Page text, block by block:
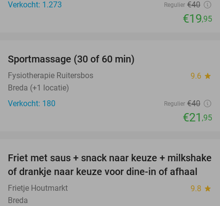
Verkocht: 1.273
Regulier €40
€19,95
Sportmassage (30 of 60 min)
Fysiotherapie Ruitersbos 9.6 star
Breda (+1 locatie)
Verkocht: 180
Regulier €40
€21 ,95
50%
Friet met saus + snack naar keuze + milkshake
of drankje naar keuze voor dine-in of afhaal
Frietje Houtmarkt 9.8 star
Breda